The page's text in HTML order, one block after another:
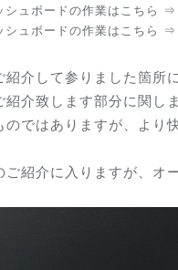
シュボードの作業はこちら ⇒
シュボードの作業はこちら ⇒
紹介して参りました箇所
紹介致します部分に関し
のではありますが、より
ご紹介に入りますが、オ